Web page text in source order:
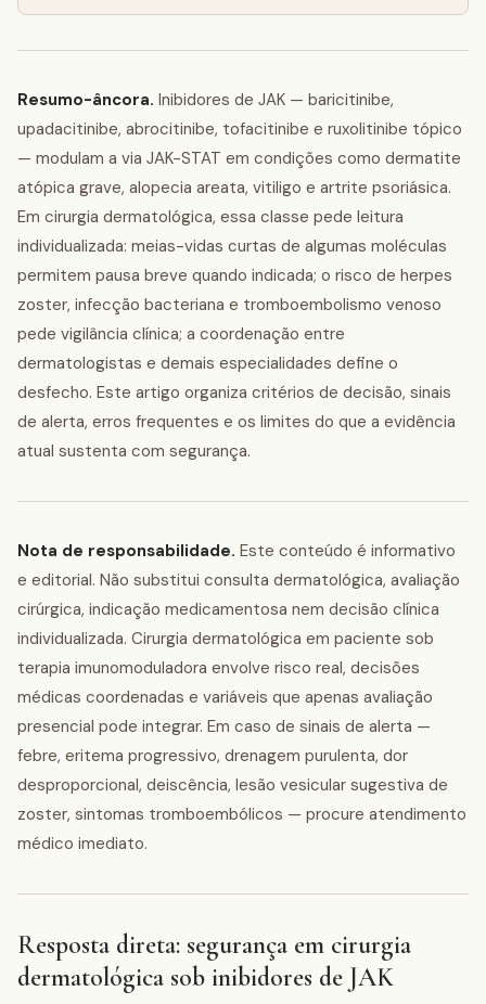
Resumo-âncora. Inibidores de JAK — baricitinibe,
upadacitinibe, abrocitinibe, tofacitinibe e ruxolitinibe tópico
— modulam a via JAK-STAT em condições como dermatite
atópica grave, alopecia areata, vitiligo e artrite psoriásica.
Em cirurgia dermatológica, essa classe pede leitura
individualizada: meias-vidas curtas de algumas moléculas
permitem pausa breve quando indicada; o risco de herpes
zoster, infecção bacteriana e tromboembolismo venoso
pede vigilância clínica; a coordenação entre
dermatologistas e demais especialidades define o
desfecho. Este artigo organiza critérios de decisão, sinais
de alerta, erros frequentes e os limites do que a evidência
atual sustenta com segurança.
Nota de responsabilidade. Este conteúdo é informativo
e editorial. Não substitui consulta dermatológica, avaliação
cirúrgica, indicação medicamentosa nem decisão clínica
individualizada. Cirurgia dermatológica em paciente sob
terapia imunomoduladora envolve risco real, decisões
médicas coordenadas e variáveis que apenas avaliação
presencial pode integrar. Em caso de sinais de alerta —
febre, eritema progressivo, drenagem purulenta, dor
desproporcional, deiscência, lesão vesicular sugestiva de
zoster, sintomas tromboembólicos — procure atendimento
médico imediato.
Resposta direta: segurança em cirurgia
dermatológica sob inibidores de JAK